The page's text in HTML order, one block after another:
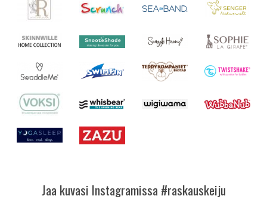
Jaa kuvasi Instagramissa #raskauskeiju